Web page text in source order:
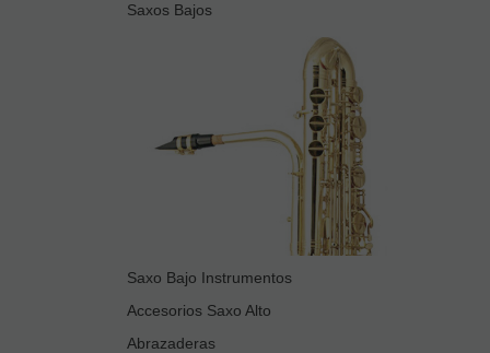
Saxos Bajos
Saxo Bajo Instrumentos
Accesorios Saxo Alto
Abrazaderas